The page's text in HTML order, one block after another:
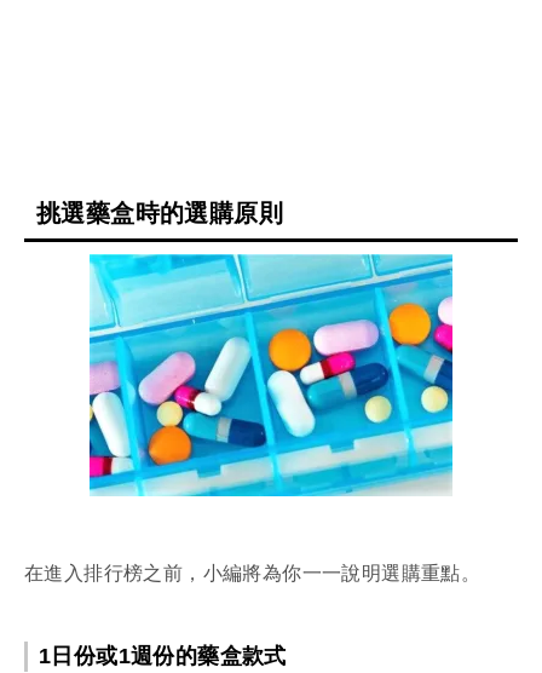
挑選藥盒時的選購原則
在進入排行榜之前，小編將為你一一說明選購重點。
1日份或1週份的藥盒款式